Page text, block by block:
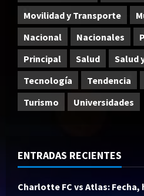
Movilidad y Transporte
Nacional
Nacionales
Principal
Salud Salud
Tecnología
Tendencia
Turismo
Universidades
ENTRADAS RECIENTES
Charlotte FC vs Atlas: